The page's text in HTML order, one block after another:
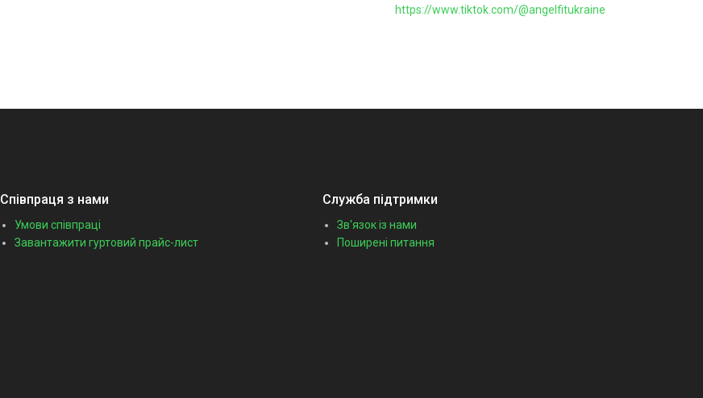
https://www.tiktok.com/@angelfitukraine
Співпраця з нами
Умови співпраці
Завантажити гуртовий прайс-лист
Служба підтримки
Зв'язок із нами
Поширені питання